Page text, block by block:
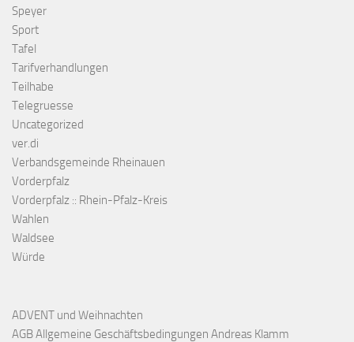
Speyer
Sport
Tafel
Tarifverhandlungen
Teilhabe
Telegruesse
Uncategorized
ver.di
Verbandsgemeinde Rheinauen
Vorderpfalz
Vorderpfalz :: Rhein-Pfalz-Kreis
Wahlen
Waldsee
Würde
ADVENT und Weihnachten
AGB Allgemeine Geschäftsbedingungen Andreas Klamm